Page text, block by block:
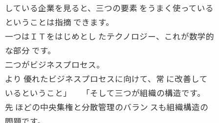
している企業を見ると、三つの要素 をうまく使っている
ということは指摘 できます。
一つはＩＴをはじめとし たテクノロジー、これが数学的
な部分 です。
二つがビジネスプロセス。
より 優れたビジネスプロセスに向けて、常 に改善して
いるということ」 「そして三つが組織の構造です。
先 ほどの中央集権と分散管理のバラン スも組織構造の